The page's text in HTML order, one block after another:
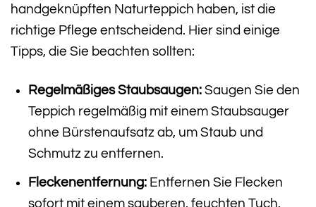
handgeknüpften Naturteppich haben, ist die
richtige Pflege entscheidend. Hier sind einige
Tipps, die Sie beachten sollten:
Regelmäßiges Staubsaugen:Saugen Sie den
Teppich regelmäßig mit einem Staubsauger
ohne Bürstenaufsatz ab, um Staub und
Schmutz zu entfernen.
Fleckenentfernung:Entfernen Sie Flecken
sofort mit einem sauberen, feuchten Tuch.